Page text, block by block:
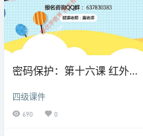
密码保护：第十六课 红外循
四级课件
690 0